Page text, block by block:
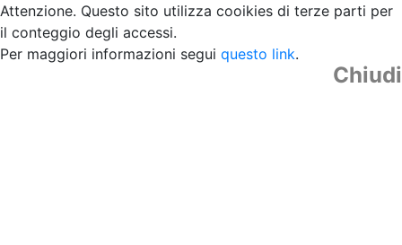
Attenzione. Questo sito utilizza cooikies di terze parti per
il conteggio degli accessi.
Per maggiori informazioni segui questo link.
Chiudi